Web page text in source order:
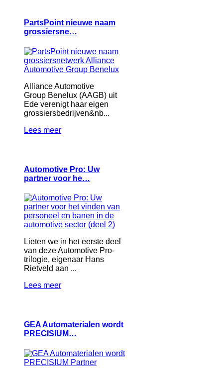
PartsPoint nieuwe naam
grossiersne…
Alliance Automotive
Group Benelux (AAGB) uit
Ede verenigt haar eigen
grossiersbedrijven&nb...
Lees meer
Automotive Pro: Uw
partner voor he…
Lieten we in het eerste deel
van deze Automotive Pro-
trilogie, eigenaar Hans
Rietveld aan ...
Lees meer
GEA Automaterialen wordt
PRECISIUM…